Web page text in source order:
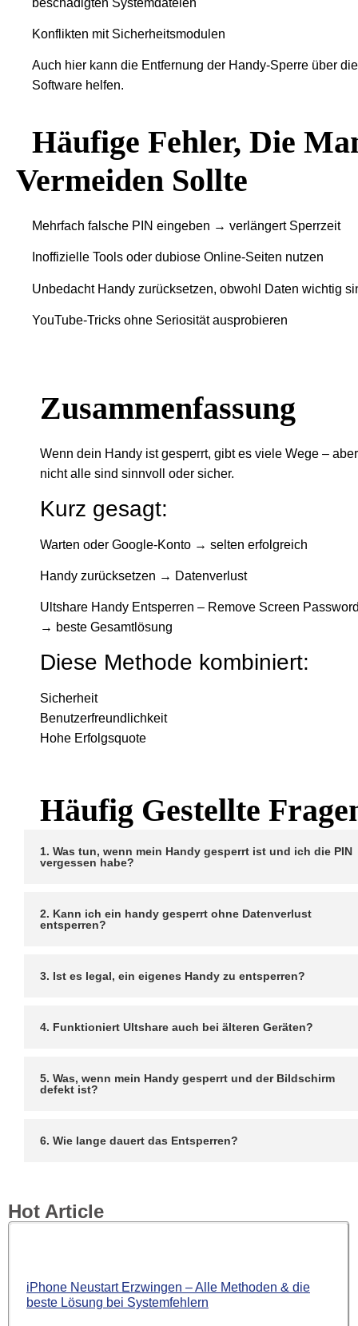
Konflikten mit Sicherheitsmodulen
Auch hier kann die Entfernung der Handy-Sperre über die
Software helfen.
Häufige Fehler, Die
Vermeiden Sollte
Mehrfach falsche PIN eingeben → verlängert Sperrzeit
Inoffizielle Tools oder dubiose Online-Seiten nutzen
Unbedacht Handy zurücksetzen, obwohl Daten wichtig
YouTube-Tricks ohne Seriosität ausprobieren
Zusammenfassung
Wenn dein Handy ist gesperrt, gibt es viele Wege – aber
nicht alle sind sinnvoll oder sicher.
Kurz gesagt:
Warten oder Google-Konto → selten erfolgreich
Handy zurücksetzen → Datenverlust
Ultshare Handy Entsperren – Remove Screen
→ beste Gesamtlösung
Diese Methode kombiniert:
Sicherheit
Benutzerfreundlichkeit
Hohe Erfolgsquote
Häufig Gestellte
1. Was tun, wenn mein Handy gesperrt ist und ich die PIN
vergessen habe?
2. Kann ich ein handy gesperrt ohne Datenverlust
entsperren?
3. Ist es legal, ein eigenes Handy zu entsperren?
4. Funktioniert Ultshare auch bei älteren Geräten?
5. Was, wenn mein Handy gesperrt und der Bildschirm
defekt ist?
6. Wie lange dauert das Entsperren?
Hot Article
iPhone Neustart Erzwingen – Alle Methoden & die
beste Lösung bei Systemfehlern